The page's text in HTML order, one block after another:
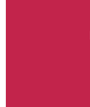
apportons